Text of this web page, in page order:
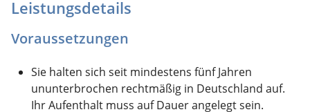
Leistungsdetails
Voraussetzungen
Sie halten sich seit mindestens fünf Jahren
ununterbrochen rechtmäßig in Deutschland auf.
Ihr Aufenthalt muss auf Dauer angelegt sein.